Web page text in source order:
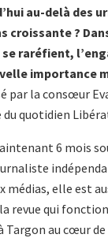
au-delà des
croissante ?
se raréfient,
importance
par la consœur
quotidien
6 mois
médias, elle est
revue qui
au cœur de